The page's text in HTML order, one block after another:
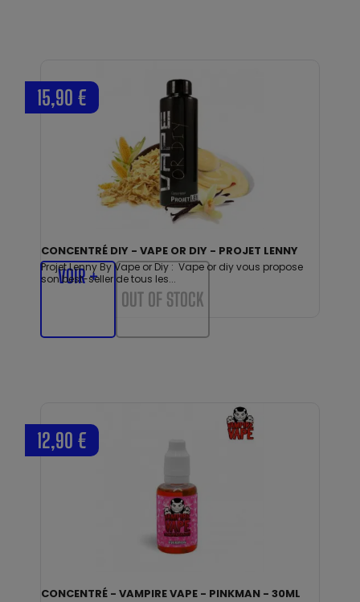
CONCENTRÉ DIY - VAPE OR DIY - PROJET LENNY
Projet Lenny By Vape or Diy : Vape or diy vous propose
son best-seller de tous les...
15,90 €
VOIR +
OUT OF STOCK
CONCENTRÉ - VAMPIRE VAPE - PINKMAN - 30ML
12,90 €